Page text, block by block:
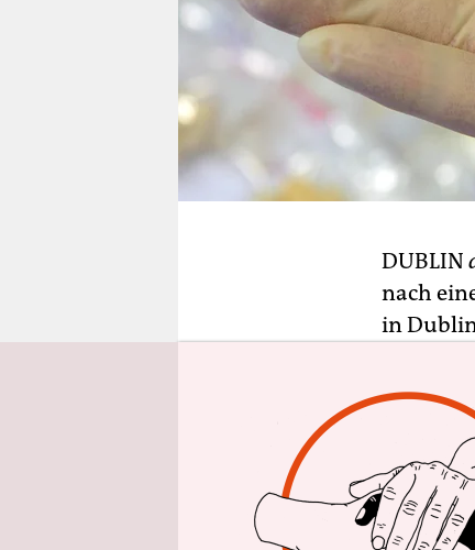
shop
fragen & hilfe
unterstützen
abo
genossenschaft
DUBLIN
nach
in
Das
Ziel sei,